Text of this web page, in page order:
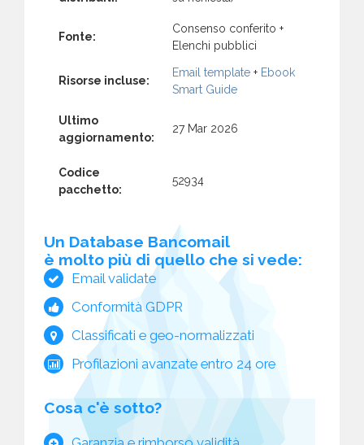
Fonte:
Consenso conferito +
Elenchi pubblici
Risorse incluse:
Email template + Ebook
Smart Guide
Ultimo
aggiornamento:
27 Mar 2026
Codice
pacchetto:
52934
Un Database Bancomail
è molto più di quello che si vede:
Email validate
Conformità GDPR
Classificati e geo-normalizzati
Profilazioni avanzate entro 24 ore
Cosa c'è sotto?